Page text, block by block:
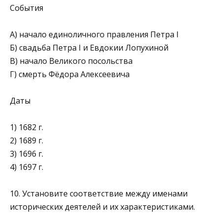
События
А) начало единоличного правления Петра I
Б) свадьба Петра I и Евдокии Лопухиной
В) начало Великого посольства
Г) смерть Фёдора Алексеевича
Даты
1) 1682 г.
2) 1689 г.
3) 1696 г.
4) 1697 г.
10. Установите соответствие между именами
исторических деятелей и их характеристиками.